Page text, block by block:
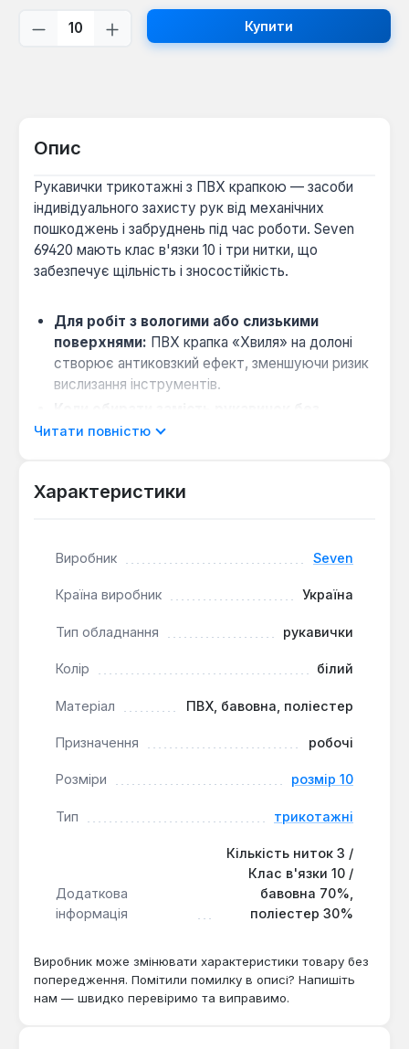
Кількість товару: Введіть потрібну
Купити
Опис
Рукавички трикотажні з ПВХ крапкою — засоби
індивідуального захисту рук від механічних
пошкоджень і забруднень під час роботи. Seven
69420 мають клас в'язки 10 і три нитки, що
забезпечує щільність і зносостійкість.
Для робіт з вологими або слизькими
поверхнями: ПВХ крапка «Хвиля» на долоні
створює антиковзкий ефект, зменшуючи ризик
вислизання інструментів.
покриття:якщо потрібне краще зчеплення з
Сумісність з різними типами робіт:
бавовни 70% і поліестеру 30%.
підходять для робіт, де потрібна свобода рухів і
Україні.
Чи підходять для роботи з дрібними
деталями?
Так — клас в'язки 10 і три нитки забезпечують
інструменти без ковзання.
Який склад матеріалу і чи витримує часте
прання?
антиковзких властивостей після
багаторазового використання.
Читати повністю
Характеристики
Виробник Seven
Країна виробник Україна
Тип обладнання рукавички
Колір білий
Матеріал ПВХ, бавовна, поліестер
Призначення робочі
Розміри розмір 10
Тип трикотажні
Додаткова
інформація
Кількість ниток 3 /
Клас в'язки 10 /
бавовна 70%,
полiестер 30%
Виробник може змінювати характеристики товару без
попередження. Помітили помилку в описі? Напишіть
нам — швидко перевіримо та виправимо.